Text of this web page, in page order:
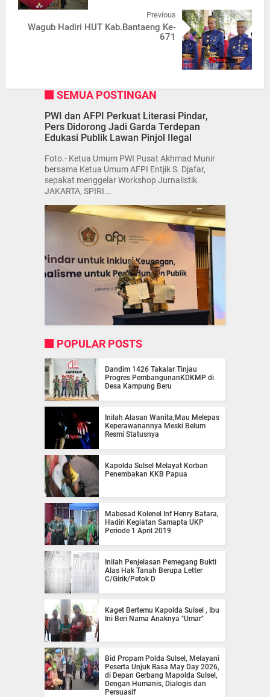
Previous
Wagub Hadiri HUT Kab.Bantaeng Ke-
671
SEMUA POSTINGAN
PWI dan AFPI Perkuat Literasi Pindar,
Pers Didorong Jadi Garda Terdepan
Edukasi Publik Lawan Pinjol Ilegal
Foto.- Ketua Umum PWI Pusat Akhmad Munir
bersama Ketua Umum AFPI Entjik S. Djafar,
sepakat menggelar Workshop Jurnalistik.
JAKARTA, SPIRI...
POPULAR POSTS
Dandim 1426 Takalar Tinjau
Progres PembangunanKDKMP di
Desa Kampung Beru
Inilah Alasan Wanita,Mau Melepas
Keperawanannya Meski Belum
Resmi Statusnya
Kapolda Sulsel Melayat Korban
Penembakan KKB Papua
Mabesad Kolenel Inf Henry Batara,
Hadiri Kegiatan Samapta UKP
Periode 1 April 2019
Inilah Penjelasan Pemegang Bukti
Alas Hak Tanah Berupa Letter
C/Girik/Petok D
Kaget Bertemu Kapolda Sulsel , Ibu
Ini Beri Nama Anaknya "Umar"
Bid Propam Polda Sulsel, Melayani
Peserta Unjuk Rasa May Day 2026,
di Depan Gerbang Mapolda Sulsel,
Dengan Humanis, Dialogis dan
Persuasif